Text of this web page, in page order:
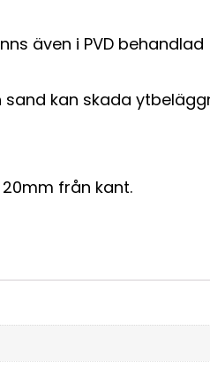
även i PVD behandlad
kan skada
från kant.